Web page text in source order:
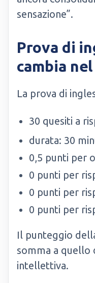
sensazione”.
Prova di
cambia
La prova di
30 quesiti a
durata: 30
0,5 punti per
0 punti per
0 punti per
0 punti per
Il punteggio
somma a quello
intellettiva.